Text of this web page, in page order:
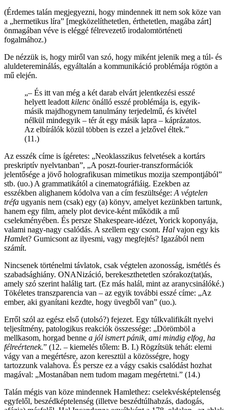
(Érdemes talán megjegyezni, hogy mindennek itt nem sok köze van
a „hermetikus líra” [megközelíthetetlen, érthetetlen, magába zárt]
önmagában véve is eléggé félrevezető irodalomtörténeti
fogalmához.)
De nézzük is, hogy miről van szó, hogy miként jelenik meg a túl- és
aluldetereminálás, egyáltalán a kommunikáció problémája rögtön a
mű elején.
„– És itt van még a két darab elvárt jelentkezési esszé
helyett leadott kilenc önálló esszé problémája is, egyik-
másik majdhogynem tanulmány terjedelmű, és kivétel
nélkül mindegyik – tér át egy másik lapra – káprázatos.
Az elbírálók közül többen is ezzel a jelzővel éltek.”
(11.)
Az esszék címe is ígéretes: „Neoklasszikus felvetések a kortárs
preskriptív nyelvtanban”, „A poszt-fourier-transzformációk
jelentősége a jövő holografikusan mimetikus mozija szempontjából”
stb. (uo.) A grammatikától a cinematográfiáig. Ezekben az
esszékben alighanem kódolva van a cím feszültsége: A végtelen
tréfa ugyanis nem (csak) egy (a) könyv, amelyet kezünkben tartunk,
hanem egy film, amely plot device-ként működik a mű
cselekményében. És persze Shakespeare-idézet, Yorick koponyája,
valami nagy-nagy csalódás. A szellem egy csont. Hal vajon egy kis
Hamlet? Gumicsont az ilyesmi, vagy megfejtés? Igazából nem
számít.
Nincsenek történelmi távlatok, csak végtelen azonosság, ismétlés és
szabadsághiány. ONANizáció, berekeszthetetlen szórakoz(tat)ás,
amely szó szerint halálig tart. (Ez más halál, mint az aranycsinálóké.)
Tökéletes transzparencia van – az egyik további esszé címe: „Az
ember, aki gyanítani kezdte, hogy üvegből van” (uo.).
Erről szól az egész első (utolsó?) fejezet. Egy túlkvalifikált nyelvi
teljesítmény, patologikus reakciók összessége: „Dörömböl a
mellkasom, horgad benne a jól ismert pánik, ami mindig elfog, ha
félreértenek.” (12. – kiemelés tőlem: B. I.) Rögzítsük tehát: elemi
vágy van a megértésre, azon keresztül a közösségre, hogy
tartozzunk valahova. És persze ez a vágy csakis csalódást hozhat
magával: „Mostanában nem tudom magam megértetni.” (14.)
Talán mégis van köze mindennek Hamlethez: cselekvésképtelenség
egyfelől, beszédképtelenség (illetve beszédtúlhabzás, dadogás,